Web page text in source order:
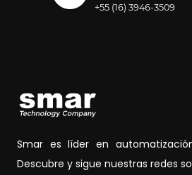
+55 (16) 3946-3509
Smar es líder en
Descubre y sigue nuestras redes